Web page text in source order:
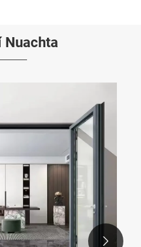
Nuachta
